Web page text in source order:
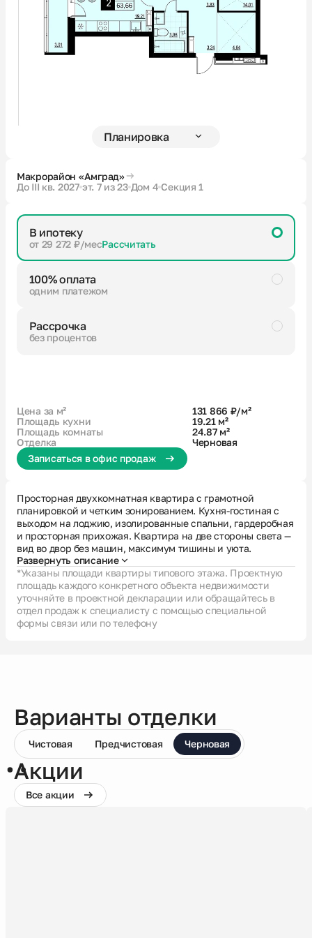
Новости
Партнерам
Контакты
Макрорайон «Амград»
До III кв. 2027 эт. 7 из 23 Дом 4 Секция 1
В ипотеку
от 29 272 ₽/месРассчитать
100% оплата
одним платежом
Рассрочка
без процентов
Цена за м²
131 866 ₽/м²
Площадь кухни
19.21 м²
Площадь комнаты
24.87 м²
Отделка
Черновая
Записаться в офис продаж
Просторная двухкомнатная квартира с грамотной
планировкой и четким зонированием. Кухня-гостиная с
выходом на лоджию, изолированные спальни, гардеробная
и просторная прихожая. Квартира на две стороны света —
вид во двор без машин, максимум тишины и уюта.
Развернуть описание
*Указаны площади квартиры типового этажа. Проектную
площадь каждого конкретного объекта недвижимости
уточняйте в проектной декларации или обращайтесь в
отдел продаж к специалисту с помощью специальной
формы связи или по телефону
Варианты отделки
Чистовая Предчистовая Черновая
Акции
Все акции